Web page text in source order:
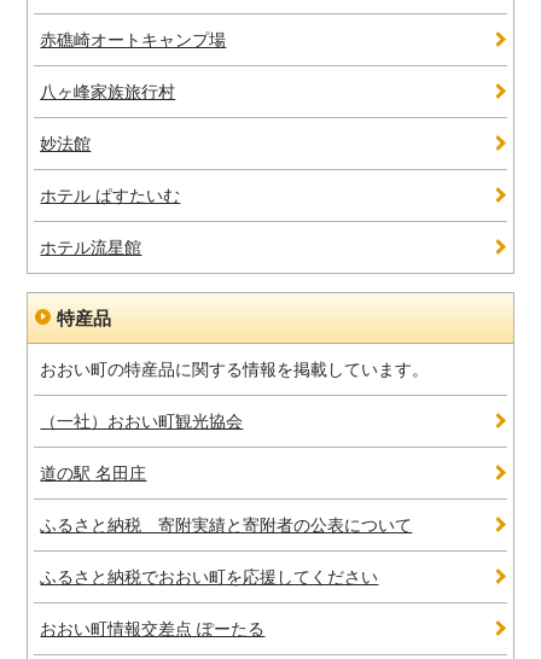
赤礁崎オートキャンプ場
八ヶ峰家族旅行村
妙法館
ホテル ぱすたいむ
ホテル流星館
特産品
おおい町の特産品に関する情報を掲載しています。
（一社）おおい町観光協会
道の駅 名田庄
ふるさと納税 寄附実績と寄附者の公表について
ふるさと納税でおおい町を応援してください
おおい町情報交差点 ぽーたる